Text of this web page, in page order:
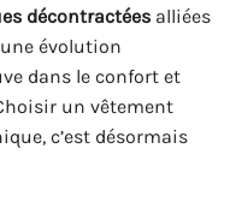
décontractées alliées
évolution
dans le confort et
un vêtement
c’est désormais